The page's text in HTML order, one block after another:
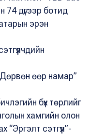
74 дүгээр ботид
эрэн
өөр намар”
бүх төрлийг
хамгийн олон
сэтгүүл”-